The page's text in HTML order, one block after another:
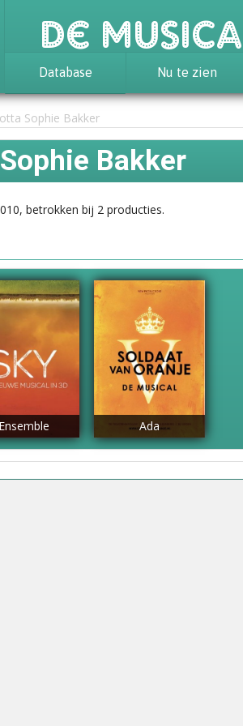
De
Database
Achtergrond
Awards
Statistieken
Nu te zien
Sophie Bakker
Bakker
betrokken bij 2 producties.
Ensemble Ada